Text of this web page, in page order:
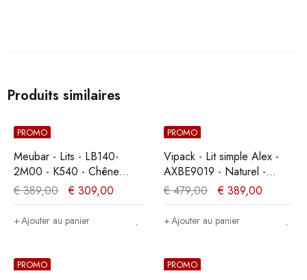
Produits similaires
PROMO
Meubar - Lits - LB140-
2M00 - K540 - Chêne
millénaire clair -
140x89x200cm
€389,00 € 309,00
Ajouter au panier
PROMO
Vipack - Lit simple Alex -
AXBE9019 - Naturel -
96,5x75x209cm
€479,00 € 389,00
Ajouter au panier
PROMO PROMO